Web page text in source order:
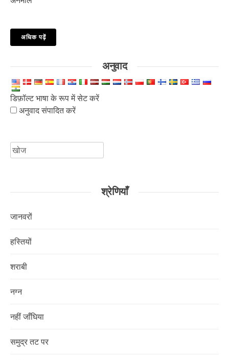
अधिक पढ़ें
अनुवाद
डिफ़ॉल्ट भाषा के रूप में सेट करें
अनुवाद संपादित करें
के
लिए
श्रेणियाँ
जानवरों
हस्तियों
शराबी
नग्न
नहीं जाँघिया
समुद्र तट पर